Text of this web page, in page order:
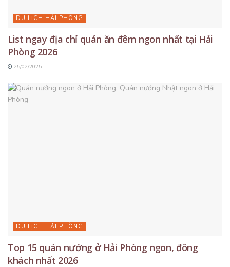
DU LỊCH HẢI PHÒNG
List ngay địa chỉ quán ăn đêm ngon nhất tại Hải
Phòng 2026
25/02/2025
DU LỊCH HẢI PHÒNG
Top 15 quán nướng ở Hải Phòng ngon, đông
khách nhất 2026